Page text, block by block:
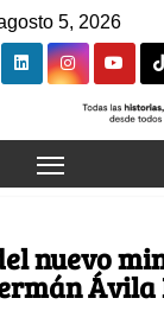
5, 2026
nuevo
Ávila